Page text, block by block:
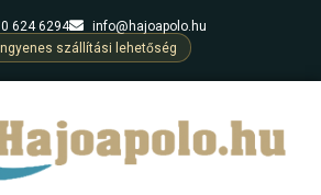
624 6294
info@hajoapolo.hu
szállítási lehetőség